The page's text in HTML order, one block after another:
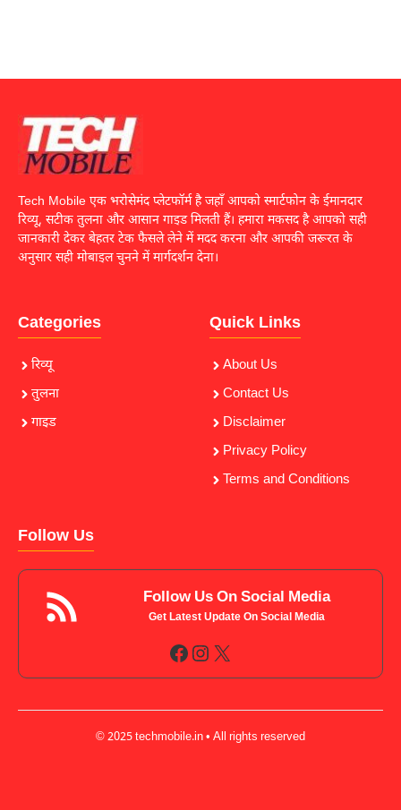
Tech Mobile एक भरोसेमंद प्लेटफॉर्म है जहाँ आपको स्मार्टफोन के ईमानदार
रिव्यू, सटीक तुलना और आसान गाइड मिलती हैं। हमारा मकसद है आपको सही
जानकारी देकर बेहतर टेक फैसले लेने में मदद करना और आपकी जरूरत के
अनुसार सही मोबाइल चुनने में मार्गदर्शन देना।
Categories
रिव्यू
तुलना
गाइड
Quick Links
About Us
Contact Us
Disclaimer
Privacy Policy
Terms and Conditions
Follow Us
Follow Us On Social Media
Get Latest Update On Social Media
Facebook
Instagram
X
© 2025 techmobile.in • All rights reserved